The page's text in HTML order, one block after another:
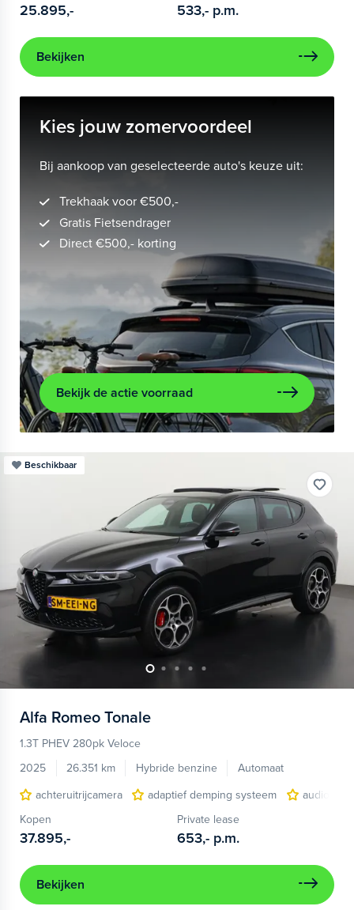
25.895,- 533,- p.m.
Bekijken
Kies jouw zomervoordeel
Bij aankoop van geselecteerde auto's keuze uit:
Trekhaak voor €500,-
Gratis Fietsendrager
Direct €500,- korting
Bekijk de actie voorraad
Beschikbaar
Alfa Romeo Tonale
1.3T PHEV 280pk Veloce
2025
26.351 km Hybride benzine
Automaat
achteruitrijcamera
adaptief demping systeem
audio
Kopen
37.895,-
Private lease
653,- p.m.
Bekijken